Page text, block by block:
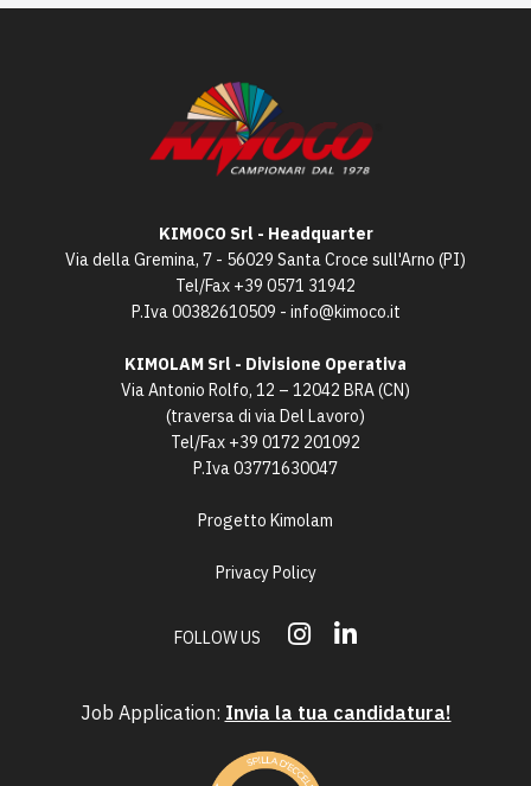
KIMOCO Srl - Headquarter
Via della Gremina, 7 - 56029 Santa Croce sull'Arno (PI)
Tel/Fax +39 0571 31942
P.Iva 00382610509 - info@kimoco.it
KIMOLAM Srl - Divisione Operativa
Via Antonio Rolfo, 12 – 12042 BRA (CN)
(traversa di via Del Lavoro)
Tel/Fax +39 0172 201092
P.Iva 03771630047
Progetto Kimolam
Privacy Policy
FOLLOW US
Job Application: Invia la tua candidatura!